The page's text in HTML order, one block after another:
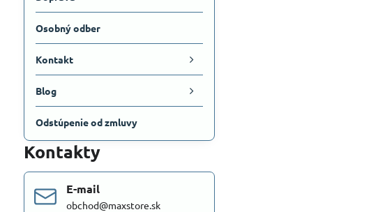
Osobný odber
Kontakt
Blog
Odstúpenie od zmluvy
Kontakty
E-mail
obchod@maxstore.sk